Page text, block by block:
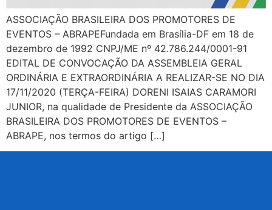
ASSOCIAÇÃO BRASILEIRA DOS PROMOTORES DE
EVENTOS – ABRAPEFundada em Brasília-DF em 18 de
dezembro de 1992 CNPJ/ME nº 42.786.244/0001-91
EDITAL DE CONVOCAÇÃO DA ASSEMBLEIA GERAL
ORDINÁRIA E EXTRAORDINÁRIA A REALIZAR-SE NO DIA
17/11/2020 (TERÇA-FEIRA) DORENI ISAIAS CARAMORI
JUNIOR, na qualidade de Presidente da ASSOCIAÇÃO
BRASILEIRA DOS PROMOTORES DE EVENTOS –
ABRAPE, nos termos do artigo […]